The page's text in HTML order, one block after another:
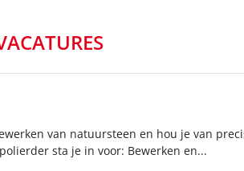
van natuursteen en hou je van
sta je in voor: Bewerken en...